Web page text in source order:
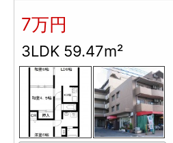
7万円
3LDK 59.47m²